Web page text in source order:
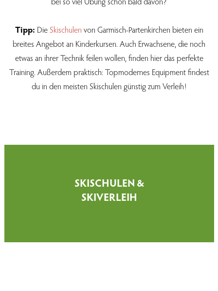
Tipp: DieSkischulen von Garmisch-Partenkirchen bieten ein
breites Angebot an Kinderkursen. Auch Erwachsene, die noch
etwas an ihrer Technik feilen wollen, finden hier das perfekte
Training. Außerdem praktisch: Topmodernes Equipment findest
du in den meisten Skischulen günstig zum Verleih!
SKISCHULEN &
SKIVERLEIH